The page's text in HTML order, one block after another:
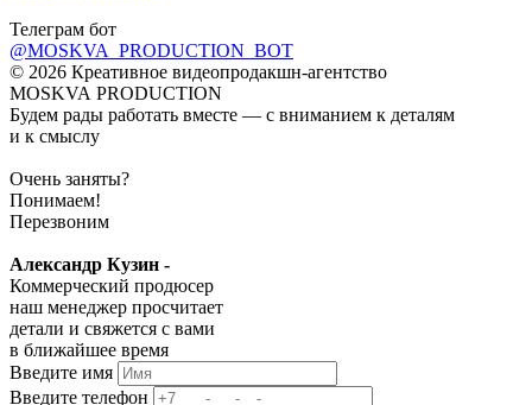
Телеграм бот
@MOSKVA_PRODUCTION_BOT
© 2026 Креативное видеопродакшн-агентство
MOSKVA PRODUCTION
Будем рады работать вместе — с вниманием к деталям
и к смыслу
Очень заняты?
Понимаем!
Перезвоним
Александр Кузин -
Коммерческий продюсер
наш менеджер просчитает
детали и свяжется с вами
в ближайшее время
Введите имя
Введите телефон